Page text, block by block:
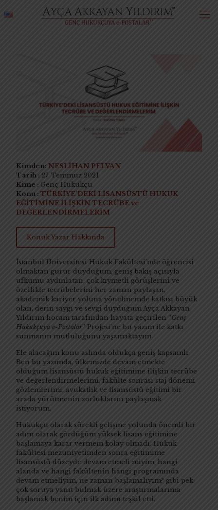
Kimden: NESLİHAN PELVAN
Tarih : 27 Temmuz 2021
Kime : Genç Hukukçu
Konu : TÜRKİYE’DEKİ LİSANSÜSTÜ HUKUK
EĞİTİMİNE İLİŞKİN TECRÜBE ve
DEĞERLENDİRMELERİM
Konuk Yazar Hakkında
İstanbul Üniversitesi Hukuk Fakültesi’nde öğrencisi
olmaktan gurur duyduğum, geniş bakış açısıyla
ufkumu aydınlatan, çok kıymetli görüşlerini ve
özellikle tecrübelerini her zaman paylaşan,
akademik kariyer yoluna yönelmemde katkısı büyük
olan, derin saygı ve sevgi duyduğum Ayça Akkayan
Yıldırım hocam tarafından hayata geçirilen “Genç
Hukukçuya e-Postalar” Projesi’ne bu yazım ile katkı
sunmanın mutluluğunu yaşamaktayım.
Ele alacağım konu aslında oldukça geniş kapsamlı.
Ben bu yazımda, ülkemizde devam etmekte
olduğum lisansüstü hukuk eğitimime ilişkin tecrübe
ve değerlendirmelerimi, fakülte sonrası staj dönemi
gözlemlerimi, avukatlık ve lisansüstü eğitimi bir
arada yürütmenin zorluklarını paylaşmak
istiyorum.
Hukukçu olarak sürekli gelişme yolunda önemli bir
adım olarak gördüğüm yüksek lisans eğitimine
başlamaya karar vermem kolay olmadı. Hukuk
fakültesi mezuniyetimden sonra eğitimime
lisansüstü düzeyde devam etmeli miyim, hangi
alanda ve hangi fakültenin hangi programında
devam etmeliyim, ne zaman başlamalıyım? gibi pek
çok soruya yanıt bulmak üzere araştırmalarıma
başlamak benim için ilk adımı teşkil etti.